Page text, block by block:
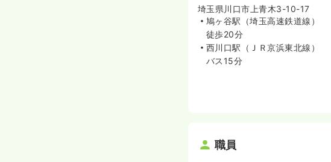
埼玉県川口市上青木3-10-17
鳩ヶ谷駅（埼玉高速鉄道線）
徒歩20分
西川口駅（ＪＲ京浜東北線）
バス15分
職員